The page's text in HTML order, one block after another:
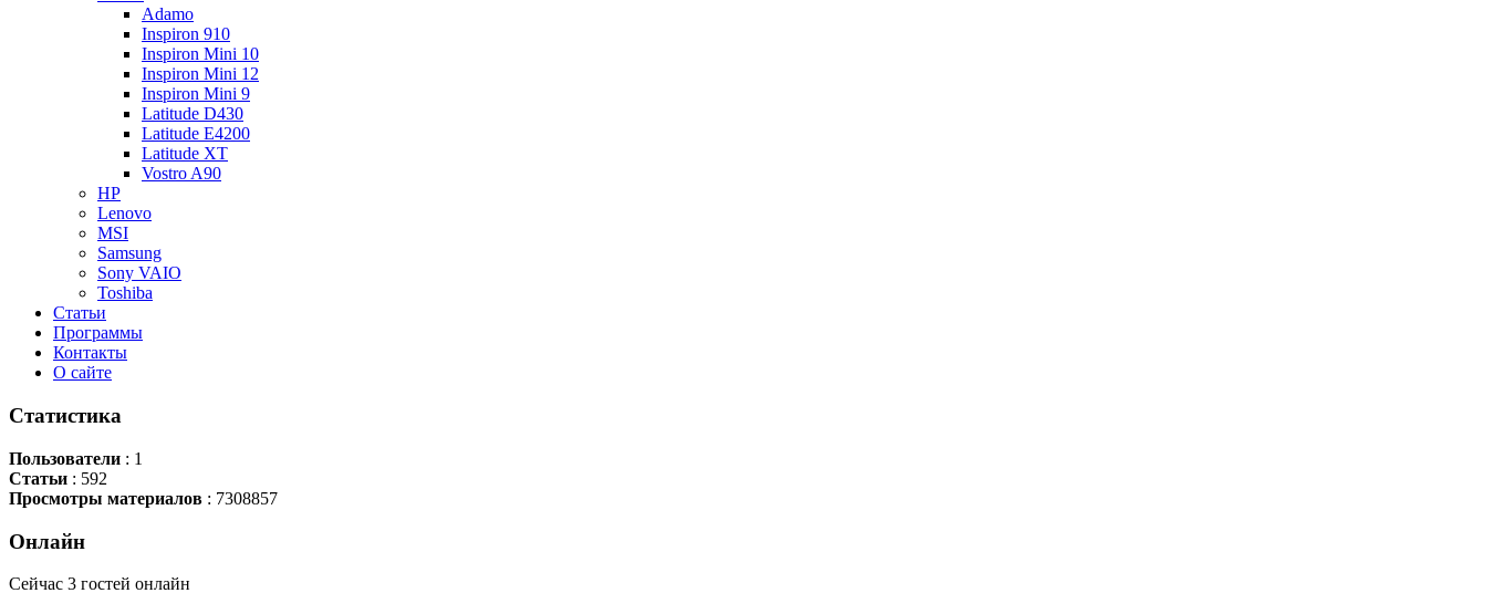
Adamo
Inspiron 910
Inspiron Mini 10
Inspiron Mini 12
Inspiron Mini 9
Latitude D430
Latitude E4200
Latitude XT
Vostro A90
HP
Lenovo
MSI
Samsung
Sony VAIO
Toshiba
Статьи
Программы
Контакты
О сайте
Статистика
Пользователи : 1
Статьи : 592
Просмотры материалов : 7308857
Онлайн
Сейчас 3 гостей онлайн